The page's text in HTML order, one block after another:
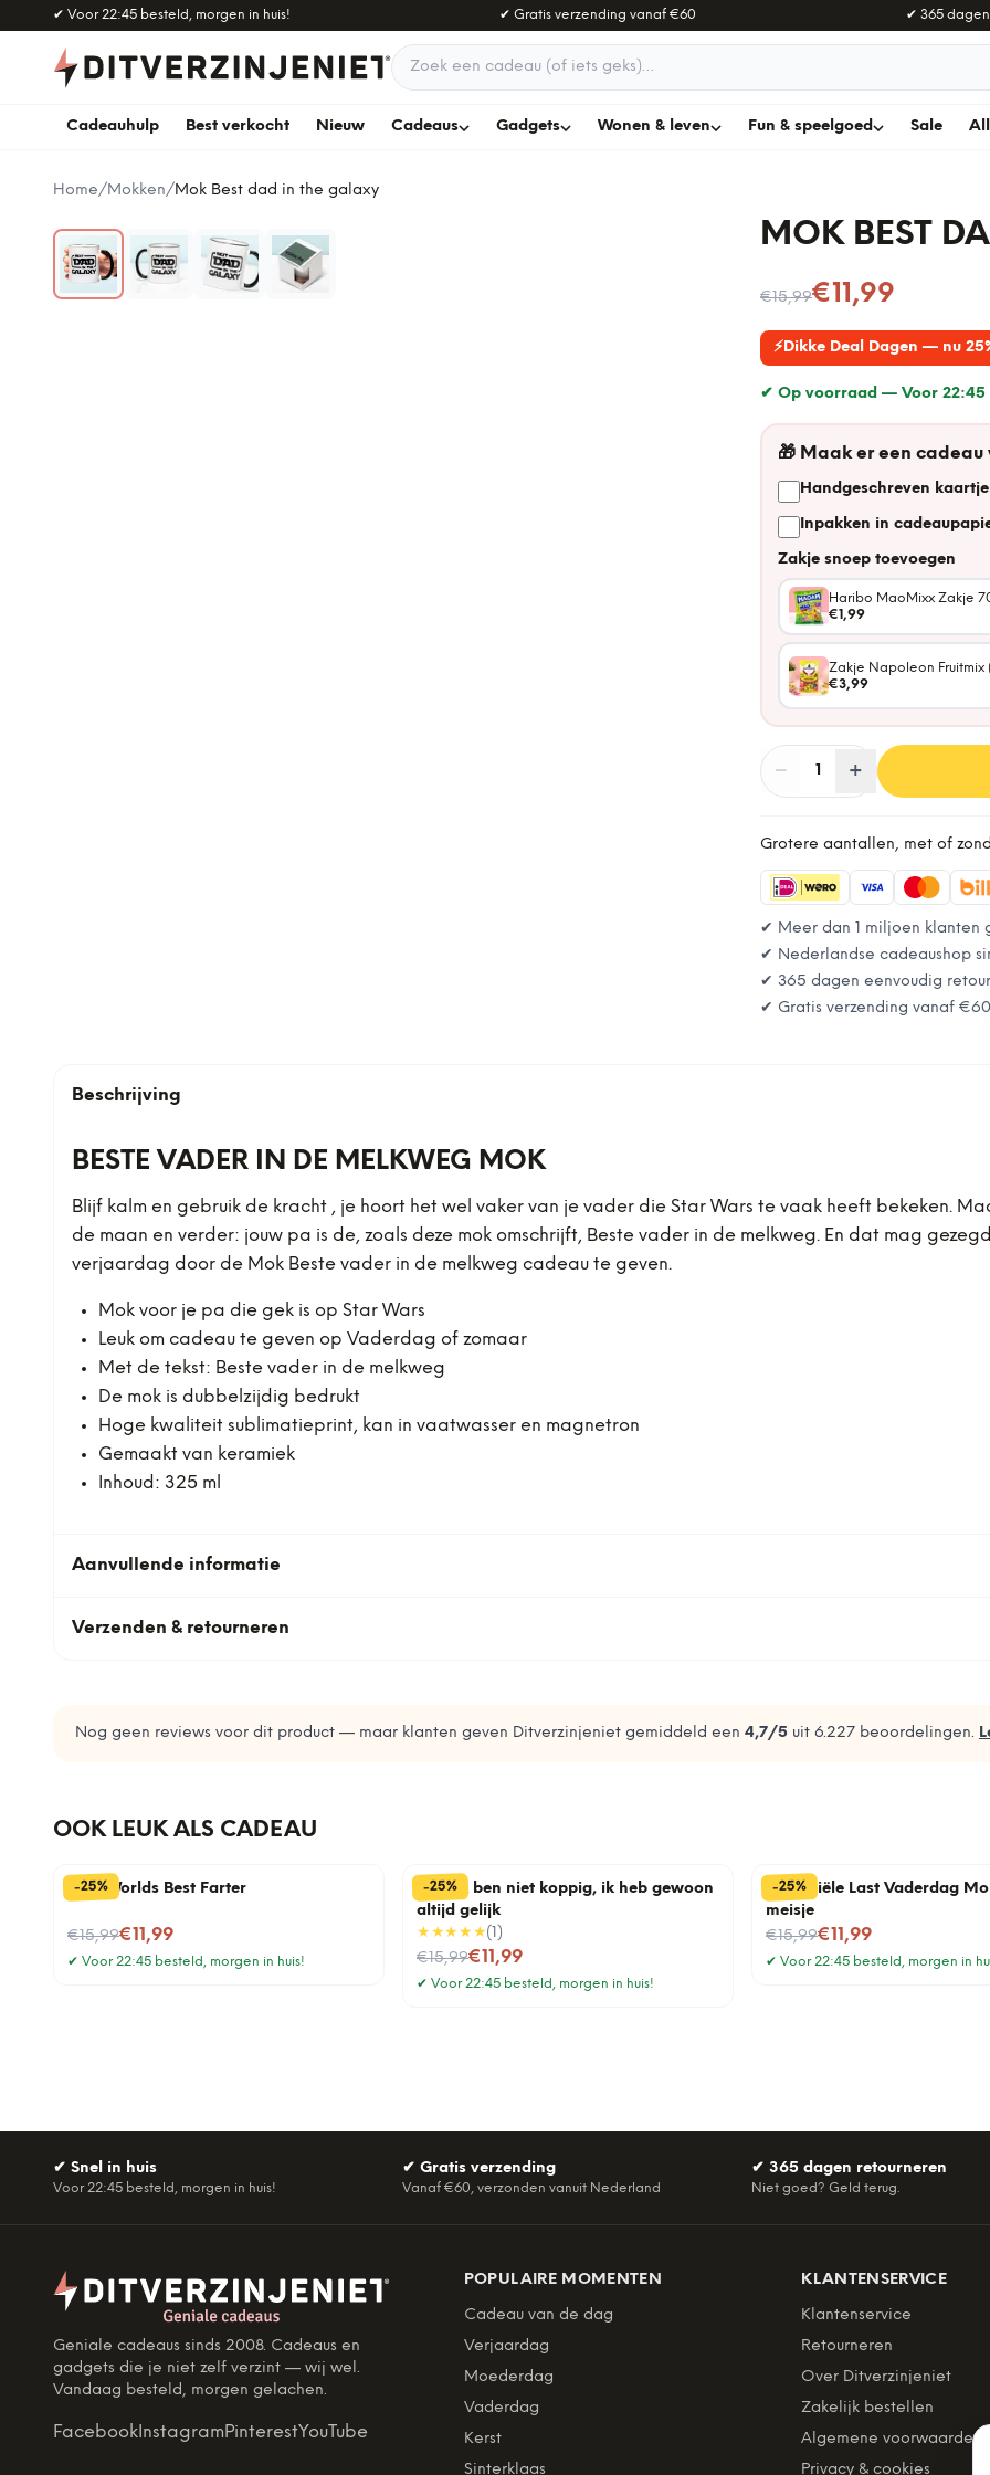
Naar hoofdinhoud
✔ Voor 22:45 besteld, morgen in huis! ✔ Gratis verzending vanaf€60 ✔ 365
Zoek een cadeau
Cadeauhulp Best verkocht Nieuw Cadeaus Gadgets Wonen & leven Fun & speelgoed Sale
Home/Mokken/Mok Best dad in the galaxy
MOK BEST
€15,99
Nu voor
€11,99
⚡Dikke Deal Dagen — nu
✔ Op voorraad — Voor 22:45
🎁 Maak er een cadeau
Handgeschreven
Inpakken in
Zakje snoep toevoegen
Haribo MaoMixx Zakje
€1,99
Zakje Napoleon Fruitmix
€3,99
− Aantal
1 +
Grotere aantallen, met of
✔ Meer dan 1 miljoen klanten
✔ Nederlandse cadeaushop
✔ 365 dagen eenvoudig
✔ Gratis verzending vanaf €60
Beschrijving
BESTE VADER IN DE MELKWEG MOK
Blijf kalm en gebruik de kracht , je hoort het wel vaker van je vader die Star Wars te vaak heeft bekeken.
de maan en verder: jouw pa is de, zoals deze mok omschrijft, Beste vader in de melkweg. En dat mag
verjaardag door de Mok Beste vader in de melkweg cadeau te geven.
Mok voor je pa die gek is op Star Wars
Leuk om cadeau te geven op Vaderdag of zomaar
Met de tekst: Beste vader in de melkweg
De mok is dubbelzijdig bedrukt
Hoge kwaliteit sublimatieprint, kan in vaatwasser en magnetron
Gemaakt van keramiek
Inhoud: 325 ml
Aanvullende informatie
Verzenden & retourneren
Nog geen reviews voor dit product — maar klanten geven Ditverzinjeniet gemiddeld een 4,7/5 uit 6.227 beoordelingen.
OOK LEUK ALS CADEAU
-25%
Mok Worlds Best Farter
€15,99
Nu voor€11,99
✔ Voor 22:45 besteld, morgen in huis!
-25%
Mok Ik ben niet koppig, ik heb gewoon
altijd gelijk
★★★★★( 1 )
€15,99
Nu voor€11,99
✔ Voor 22:45 besteld, morgen in huis!
-25%
Financiële Last Vaderdag
meisje
€15,99
Nu voor€11,99
✔ Voor 22:45 besteld, morgen in
✔ Snel in huis
Voor 22:45 besteld, morgen in huis!
✔ Gratis verzending
Vanaf €60, verzonden vanuit Nederland
✔ 365 dagen retourneren
Niet goed? Geld terug.
Geniale cadeaus sinds 2008. Cadeaus en
gadgets die je niet zelf verzint — wij wel.
Vandaag besteld, morgen gelachen.
Facebook InstagramPinterestYouTube
POPULAIRE MOMENTEN
Cadeau van de dag
Verjaardag
Moederdag
Vaderdag
Kerst
Sinterklaas
KLANTENSERVICE
Klantenservice
Retourneren
Over Ditverzinjeniet
Zakelijk bestellen
Algemene voorwaarden
Privacy & cookies